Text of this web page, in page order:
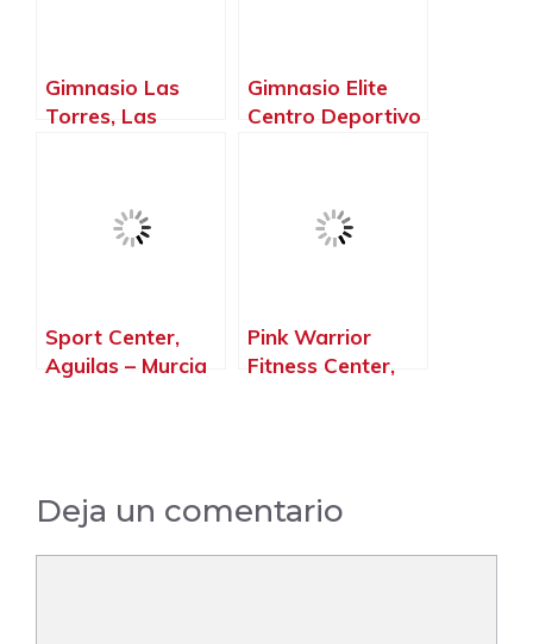
Gimnasio Las
Torres, Las
Gimnasio Elite
Centro Deportivo
Sport Center,
Aguilas – Murcia
Pink Warrior
Fitness Center,
Deja un comentario